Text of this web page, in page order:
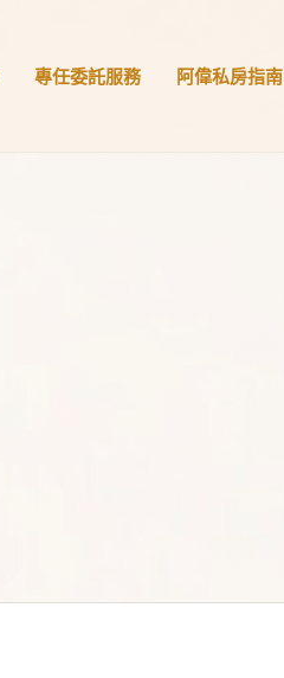
專任委託服務 阿偉私房指南